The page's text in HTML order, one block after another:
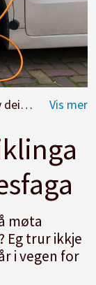
år sidan.
møta
Eg trur ikkje
i vegen for